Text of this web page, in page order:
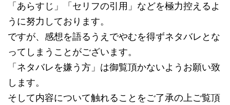
「あらすじ」「セリフの引用」などを極力控えるよ
うに努力しております。
ですが、感想を語るうえでやむを得ずネタバレとな
ってしまうことがございます。
「ネタバレを嫌う方」は御覧頂かないようお願い致
します。
そして内容について触れることをご了承の上ご覧頂